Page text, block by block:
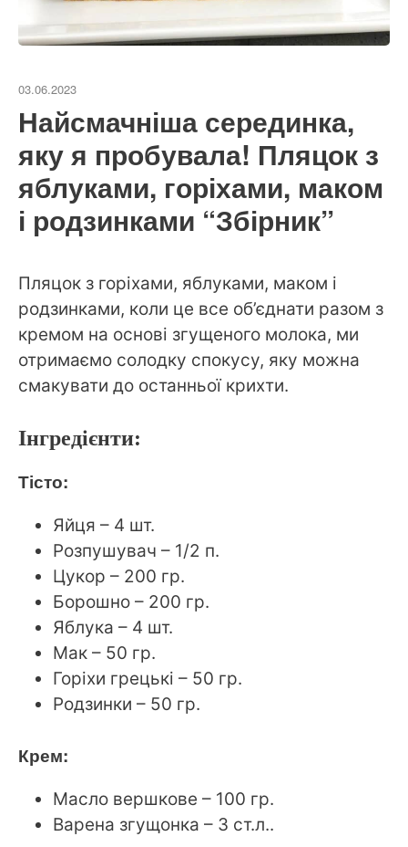
03.06.2023
Найсмачніша серединка,
яку я пробувала! Пляцок з
яблуками, горіхами, маком
і родзинками “Збірник”
Пляцок з горіхами, яблуками, маком і
родзинками, коли це все об’єднати разом з
кремом на основі згущеного молока, ми
отримаємо солодку спокусу, яку можна
смакувати до останньої крихти.
Інгредієнти:
Тісто:
Яйця – 4 шт.
Розпушувач – 1/2 п.
Цукор – 200 гр.
Борошно – 200 гр.
Яблука – 4 шт.
Мак – 50 гр.
Горіхи грецькі – 50 гр.
Родзинки – 50 гр.
Крем:
Масло вершкове – 100 гр.
Варена згущонка – 3 ст.л..